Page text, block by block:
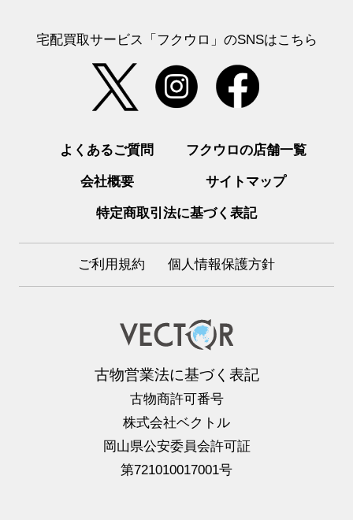
宅配買取サービス「フクウロ」のSNSはこちら
よくあるご質問 フクウロの店舗一覧
会社概要 サイトマップ
特定商取引法に基づく表記
ご利用規約 個人情報保護方針
古物営業法に基づく表記
古物商許可番号
株式会社ベクトル
岡山県公安委員会許可証
第721010017001号